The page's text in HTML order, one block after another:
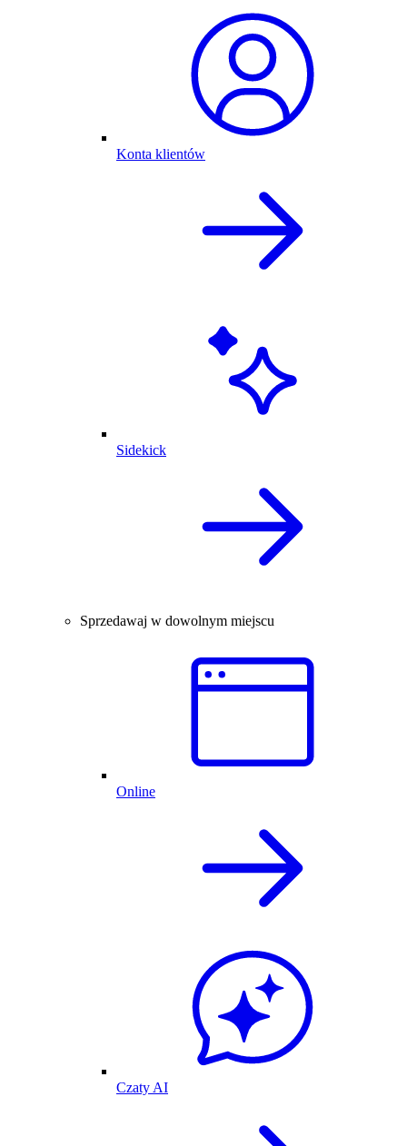
Konta klientów
Sidekick
Sprzedawaj w dowolnym miejscu
Online
Czaty AI